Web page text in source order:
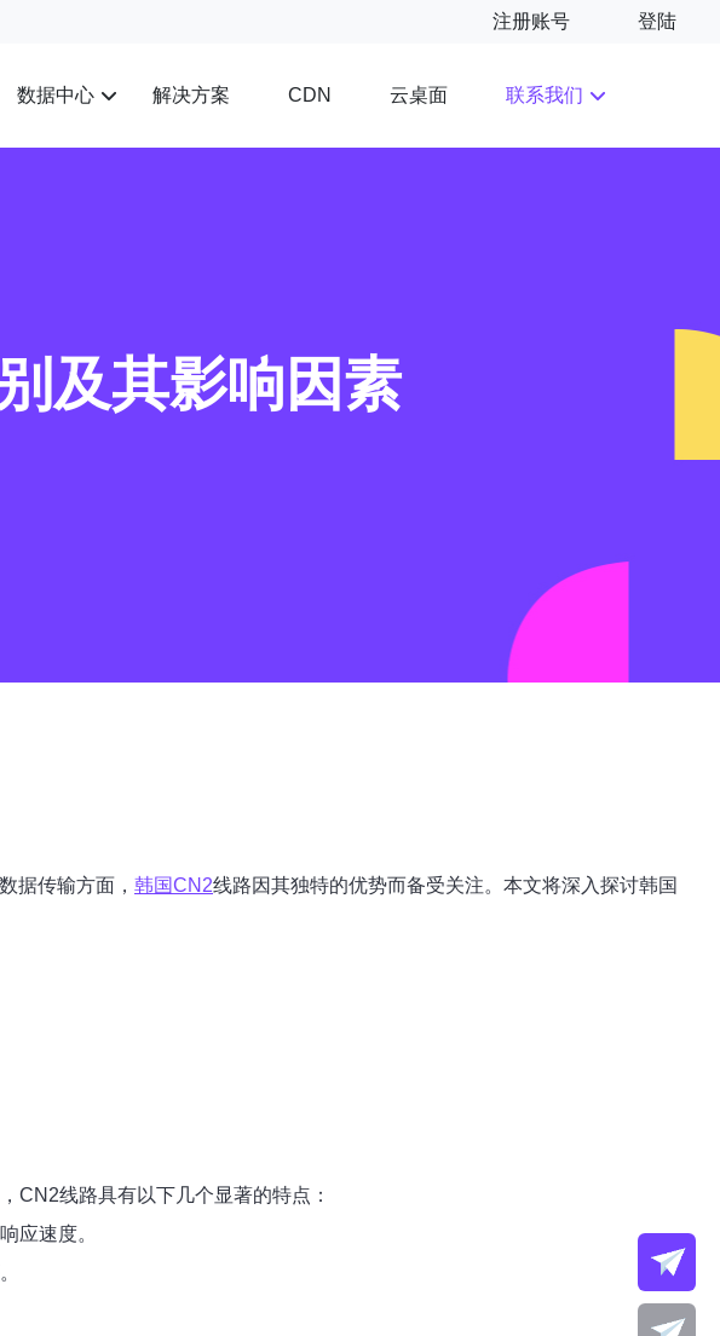
注册账号 登陆
数据中心 解决方案 CDN 云桌面 联系我们
及其影响因素
据传输方面， 韩国CN2线路因其独特的优势而备受关注。本文将深入探讨韩国
CN2线路具有以下几个显著的特点：
应速度。